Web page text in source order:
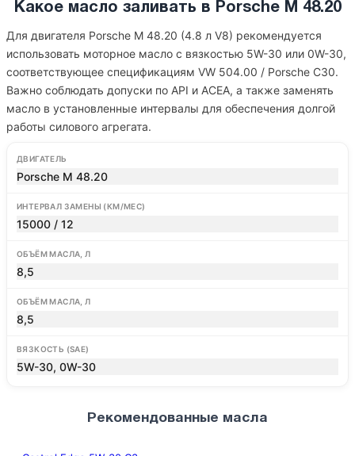
Какое масло заливать в Porsche M 48.20
Для двигателя Porsche M 48.20 (4.8 л V8) рекомендуется
использовать моторное масло с вязкостью 5W-30 или 0W-30,
соответствующее спецификациям VW 504.00 / Porsche C30.
Важно соблюдать допуски по API и ACEA, а также заменять
масло в установленные интервалы для обеспечения долгой
работы силового агрегата.
ДВИГАТЕЛЬ
Porsche M 48.20
ИНТЕРВАЛ ЗАМЕНЫ (КМ/МЕС)
15000 / 12
ОБЪЁМ МАСЛА, Л
8,5
ОБЪЁМ МАСЛА, Л
8,5
ВЯЗКОСТЬ (SAE)
5W-30, 0W-30
Рекомендованные масла